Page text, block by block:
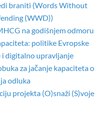
braniti (Words Without
(WWD))
na godišnjem odmoru
politike Evropske
i digitalno upravljanje
za jačanje kapaciteta o
odluka
projekta (O)snaži (S)voje